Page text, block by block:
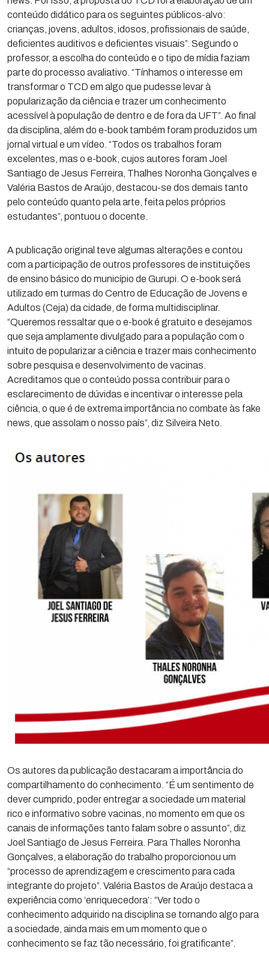
conteúdo didático para os seguintes públicos-alvo:
crianças, jovens, adultos, idosos, profissionais de saúde,
deficientes auditivos e deficientes visuais”. Segundo o
professor, a escolha do conteúdo e o tipo de mídia faziam
parte do processo avaliativo. “Tínhamos o interesse em
transformar o TCD em algo que pudesse levar à
popularização da ciência e trazer um conhecimento
acessível à população de dentro e de fora da UFT”. Ao final
da disciplina, além do e-book também foram produzidos um
jornal virtual e um vídeo. “Todos os trabalhos foram
excelentes, mas o e-book, cujos autores foram Joel
Santiago de Jesus Ferreira, Thalhes Noronha Gonçalves e
Valéria Bastos de Araújo, destacou-se dos demais tanto
pelo conteúdo quanto pela arte, feita pelos próprios
estudantes”, pontuou o docente.
A publicação original teve algumas alterações e contou
com a participação de outros professores de instituições
de ensino básico do município de Gurupi. O e-book será
utilizado em turmas do Centro de Educação de Jovens e
Adultos (Ceja) da cidade, de forma multidisciplinar.
“Queremos ressaltar que o ­e-book é gratuito e desejamos
que seja amplamente divulgado para a população com o
intuito de popularizar a ciência e trazer mais conhecimento
sobre pesquisa e desenvolvimento de vacinas.
Acreditamos que o conteúdo possa contribuir para o
esclarecimento de dúvidas e incentivar o interesse pela
ciência, o que é de extrema importância no combate às fake
news, que assolam o nosso país”, diz Silveira Neto.
Os autores da publicação destacaram a importância do
compartilhamento do conhecimento. “É um sentimento de
dever cumprido, poder entregar a sociedade um material
rico e informativo sobre vacinas, no momento em que os
canais de informações tanto falam sobre o assunto”, diz
Joel Santiago de Jesus Ferreira. Para Thalles Noronha
Gonçalves, a elaboração do trabalho proporcionou um
“processo de aprendizagem e crescimento para cada
integrante do projeto”. Valéria Bastos de Araújo destaca a
experiência como ‘enriquecedora’: “Ver todo o
conhecimento adquirido na disciplina se tornando algo para
a sociedade, ainda mais em um momento que o
conhecimento se faz tão necessário, foi gratificante”.